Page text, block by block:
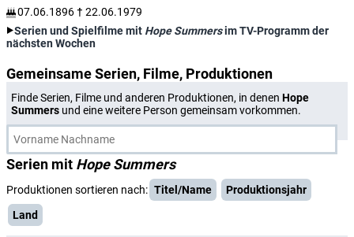
07.06.1896 † 22.06.1979
Serien und Spielfilme mit Hope Summersim TV-Programm der
nächsten Wochen
Gemeinsame Serien, Filme, Produktionen
Finde Serien, Filme und anderen Produktionen, in denen Hope
Summers und eine weitere Person gemeinsam vorkommen.
Serien mit Hope Summers
Produktionen sortieren nach: Titel/Name
Produktionsjahr
Land